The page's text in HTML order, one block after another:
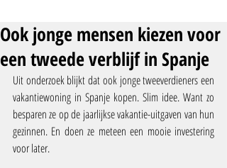
Ook jonge mensen kiezen voor
een tweede verblijf in Spanje
Uit onderzoek blijkt dat ook jonge tweeverdieners een
vakantiewoning in Spanje kopen. Slim idee. Want zo
besparen ze op de jaarlijkse vakantie-uitgaven van hun
gezinnen. En doen ze meteen een mooie investering
voor later.